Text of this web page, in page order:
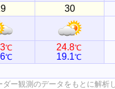
30
℃
℃
24.8℃
19.1℃
ダー観測のデータをもとに解